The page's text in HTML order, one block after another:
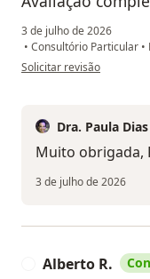
3 de julho de 2026
• Consultório Particular •
na opinião do utilizador
Solicitar revisão
Dra. Paula
Muito obrigada,
3 de julho de 2026
Alberto R.